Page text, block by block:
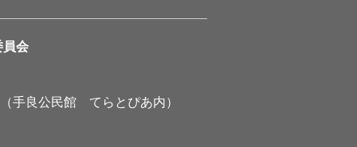
員会
手良公民館 てらとぴあ内）